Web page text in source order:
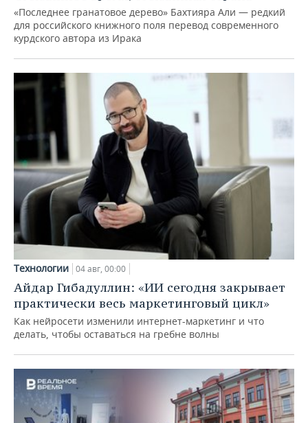
«Последнее гранатовое дерево» Бахтияра Али — редкий
для российского книжного поля перевод современного
курдского автора из Ирака
Технологии 04 авг, 00:00
Айдар Гибадуллин: «ИИ сегодня закрывает
практически весь маркетинговый цикл»
Как нейросети изменили интернет-маркетинг и что
делать, чтобы оставаться на гребне волны